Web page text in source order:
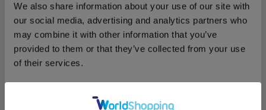
We also share information about your use of our site with
our social media, advertising and analytics partners who
may combine it with other information that you’ve
provided to them or that they’ve collected from your use
of their services.
ます。なお、換算率は、予告なしに変更する場合があります。
4.ポイント加算対象商品を購入し、商品代金の全部または一部
を、ポイントを充当する方法によって支払った場合、充当され
た分の商品代金についてはポイントが付与されません。
5.ポイントは、本会員に一身専属的に帰属します。本会員は、ポ
イントを第三者に貸与、譲渡、売買し、相続させ、または質権
6.本会員の保有するポイントは、最初に付与された日から1年間